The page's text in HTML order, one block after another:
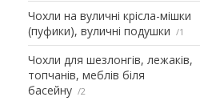
Чохли на вуличні крісла-мішки
(пуфики), вуличні подушки
1
Чохли для шезлонгів, лежаків,
топчанів, меблів біля
басейну
2